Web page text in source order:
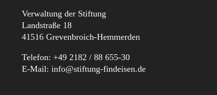
Verwaltung der Stiftung
Landstraße 18
41516 Grevenbroich-Hemmerden
Telefon: +49 2182 / 88 655-30
E-Mail: info@stiftung-findeisen.de